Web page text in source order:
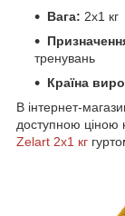
Вага: 2х1 кг
тренувань
Країна
В інтернет-
доступною ціною
Zelart 2x1 кг